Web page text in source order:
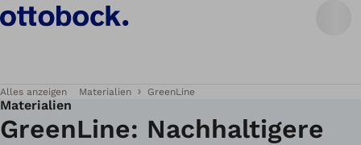
Alles anzeigen Materialien GreenLine
Materialien
GreenLine: Nachhaltigere